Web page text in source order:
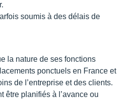
soumis à des délais de
la nature de ses fonctions
ponctuels en France et
de l’entreprise et des clients.
être planifiés à l’avance ou